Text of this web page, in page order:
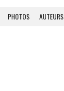
PHOTOS AUTEURS